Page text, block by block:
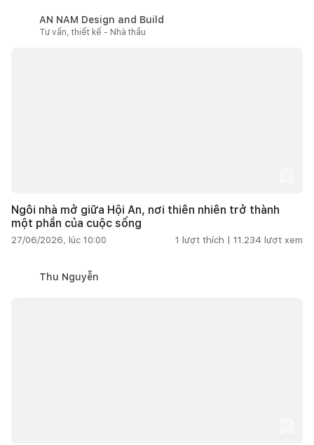
AN NAM Design and Build
Tư vấn, thiết kế - Nhà thầu
Ngôi nhà mở giữa Hội An, nơi thiên nhiên trở thành
một phần của cuộc sống
27/06/2026, lúc 10:00 1 lượt thích | 11.234 lượt xem
Thu Nguyễn